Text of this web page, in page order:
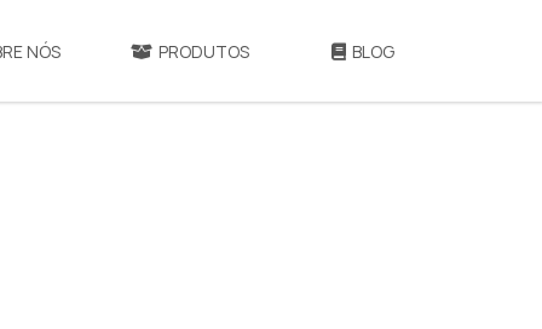
NÓS PRODUTOS BLOG